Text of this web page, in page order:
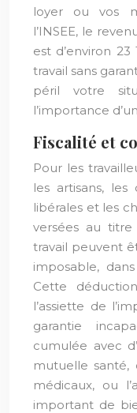
loyer ou vos
l’INSEE, le
est d’environ
travail sans
péril votre
l’importance
Fiscalité et
Pour les
les artisans, les
libérales et les
versées au
travail peuvent
imposable,
Cette
l’assiette de
garantie
cumulée avec
mutuelle santé,
médicaux, ou
important de